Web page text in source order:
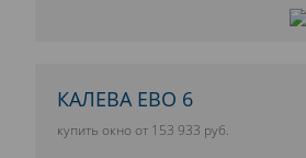
КАЛЕВА ЕВО 6
купить окно от 153 933 руб.